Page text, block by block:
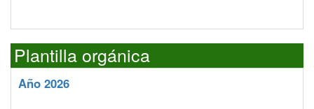
Plantilla orgánica
Año 2026